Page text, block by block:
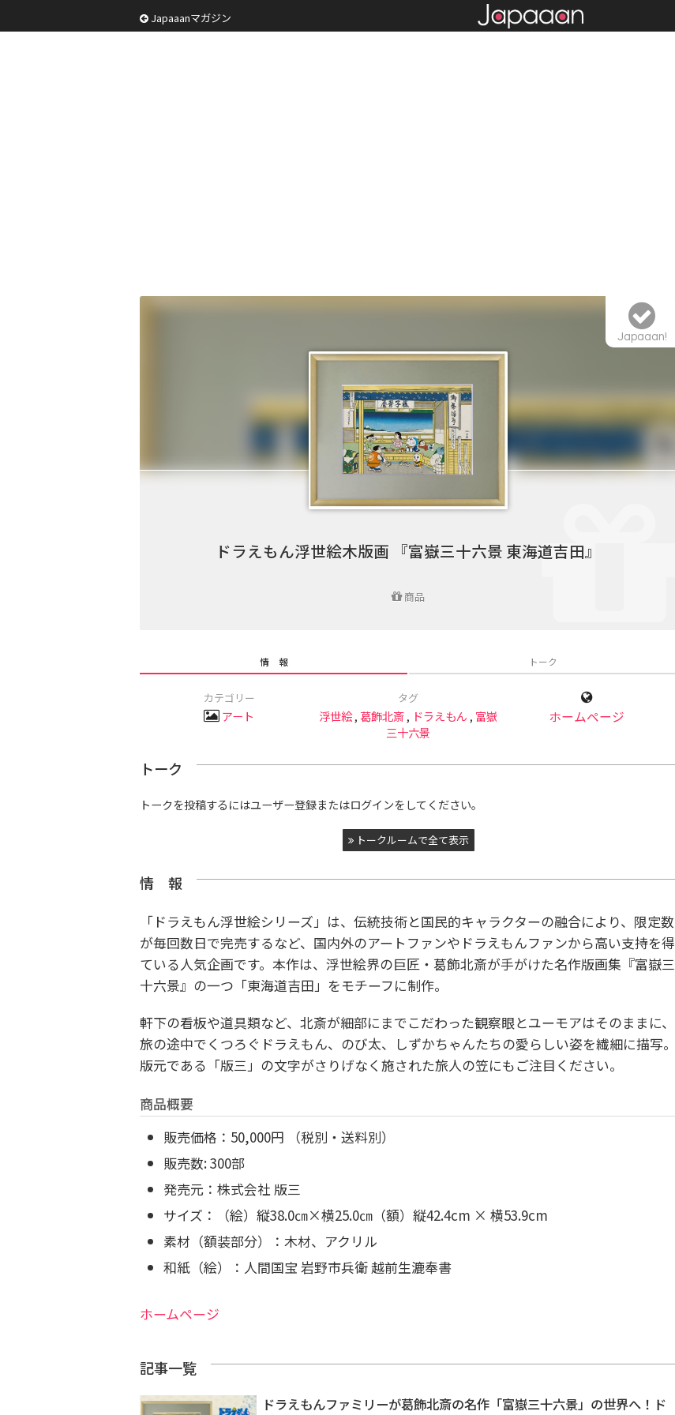
Japaaanマガジン
ドラえもん浮世絵木版画 『富嶽三十六景 東海道吉田』
商品
Japaaan!
情 報 トーク
カテゴリー
アート
タグ
浮世絵,葛飾北斎, ドラえもん , 富嶽
三十六景
ホームページ
トーク
トークを投稿するにはユーザー登録またはログインをしてください。
トークルームで全て表示
情 報
「ドラえもん浮世絵シリーズ」は、伝統技術と国民的キャラクターの融合により、限定数
が毎回数日で完売するなど、国内外のアートファンやドラえもんファンから高い支持を得
ている人気企画です。本作は、浮世絵界の巨匠・葛飾北斎が手がけた名作版画集『富嶽三
十六景』の一つ「東海道吉田」をモチーフに制作。
軒下の看板や道具類など、北斎が細部にまでこだわった観察眼とユーモアはそのままに、
旅の途中でくつろぐドラえもん、のび太、しずかちゃんたちの愛らしい姿を繊細に描写。
版元である「版三」の文字がさりげなく施された旅人の笠にもご注目ください。
商品概要
販売価格：50,000円 （税別・送料別）
販売数: 300部
発売元：株式会社 版三
サイズ：（絵）縦38.0㎝×横25.0㎝ （額）縦42.4cm × 横53.9cm
素材（額装部分）：木材、アクリル
和紙（絵）：人間国宝 岩野市兵衛 越前生漉奉書
ホームページ
記事一覧
ドラえもんファミリーが葛飾北斎の名作「富嶽三十六景」の世界へ！ド